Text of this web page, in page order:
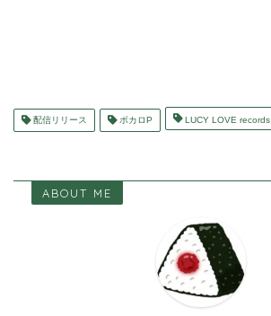
配信リリース ボカロP LUCY LOVE records
ABOUT ME